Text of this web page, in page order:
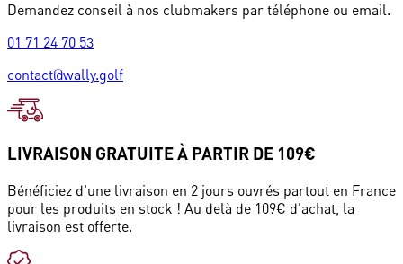
Demandez conseil à nos clubmakers par téléphone ou email.
01 71 24 70 53
contact@wally.golf
LIVRAISON GRATUITE À PARTIR DE 109€
Bénéficiez d'une livraison en 2 jours ouvrés partout en France
pour les produits en stock ! Au delà de 109€ d'achat, la
livraison est offerte.